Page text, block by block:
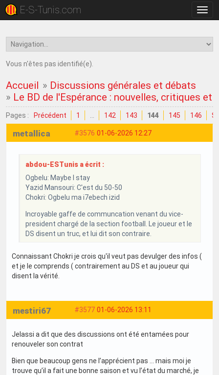
la
E-S-Tunis.com
Vous n'êtes pas identifié(e).
Accueil » Discussions générales et débats
» Le BD de l'Espérance : nouvelles, critiques et
Pages : Précédent 1 142 143 144 145 146
#3576 01-06-2026 12:27
metallica
abdou-ESTunis a écrit :
Ogbelu: Maybe I stay
Yazid Mansouri: C'est du 50-50
Chokri: Ogbelu ma i7ebech izid
Incroyable gaffe de communcation venant du vice-
president chargé de la section football. Le joueur et le
DS disent un truc, et lui dit son contraire.
Connaissant Chokri je crois qu'il veut pas devulger des infos (
et je le comprends ( contrairement au DS et au joueur qui
disent la vérité.
#3577 01-06-2026 13:11
mestiri67
Jelassi a dit que des discussions ont été entamées pour
renouveler son contrat
Bien que beaucoup gens ne l’apprécient pas … mais moi je
trouve qu’il a fait une bonne saison et vu l’état du marché, je